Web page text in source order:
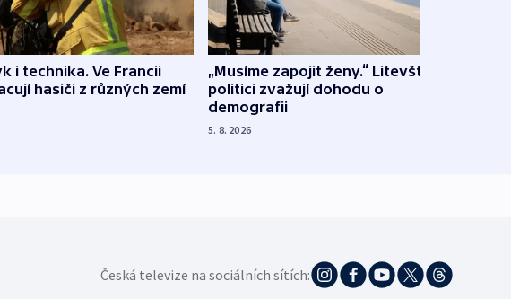
i technika. Ve Francii
hasiči z různých zemí
„Musíme zapojit ženy.“ Litevští
politici zvažují dohodu o
demografii
5. 8. 2026
Česká televize na sociálních sítích: